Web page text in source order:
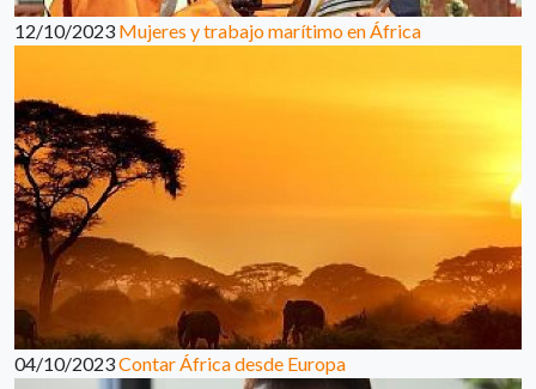
12/10/2023 Mujeres y trabajo marítimo en África
04/10/2023Contar África desde Europa